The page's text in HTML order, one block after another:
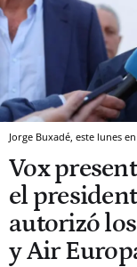
Jorge Buxadé, este lunes
Vox
el
autorizó
y Air